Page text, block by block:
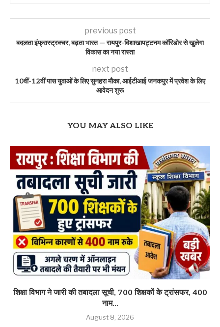
previous post
बदलता इंफ्रास्ट्रक्चर, बढ़ता भारत — रायपुर-विशाखापट्टनम कॉरिडोर से खुलेगा
विकास का नया रास्ता
next post
10वीं-12वीं पास युवाओं के लिए सुनहरा मौका, आईटीआई जनकपुर में प्रवेश के लिए
आवेदन शुरू
YOU MAY ALSO LIKE
शिक्षा विभाग ने जारी की तबादला सूची, 700 शिक्षकों के ट्रांसफर, 400
नाम...
August 8, 2026